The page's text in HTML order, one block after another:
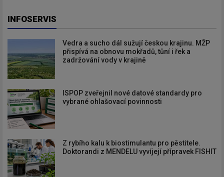
INFOSERVIS
Vedra a sucho dál sužují českou krajinu. MŽP
přispívá na obnovu mokřadů, tůní i řek a
zadržování vody v krajině
ISPOP zveřejnil nové datové standardy pro
vybrané ohlašovací povinnosti
Z rybího kalu k biostimulantu pro pěstitele.
Doktorandi z MENDELU vyvíjejí přípravek FISHIT